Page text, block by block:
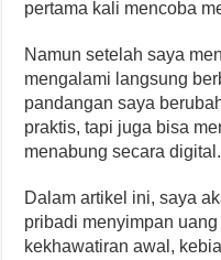
pertama kali mencoba
Namun setelah saya
mengalami langsung
pandangan saya
praktis, tapi juga bisa
menabung secara digital.
Dalam artikel ini, saya
pribadi menyimpan
kekhawatiran awal,